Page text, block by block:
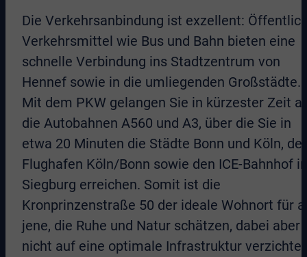
Die Verkehrsanbindung ist exzellent:
Verkehrsmittel wie Bus und Bahn bieten eine
schnelle Verbindung ins Stadtzentrum von
Hennef sowie in die umliegenden Großstädte.
Mit dem PKW gelangen Sie in kürzester Zeit
die Autobahnen A560 und A3, über die Sie in
etwa 20 Minuten die Städte Bonn und Köln,
Flughafen Köln/Bonn sowie den ICE-Bahnhof in
Siegburg erreichen. Somit ist die
Kronprinzenstraße 50 der ideale Wohnort für
jene, die Ruhe und Natur schätzen, dabei aber
nicht auf eine optimale Infrastruktur